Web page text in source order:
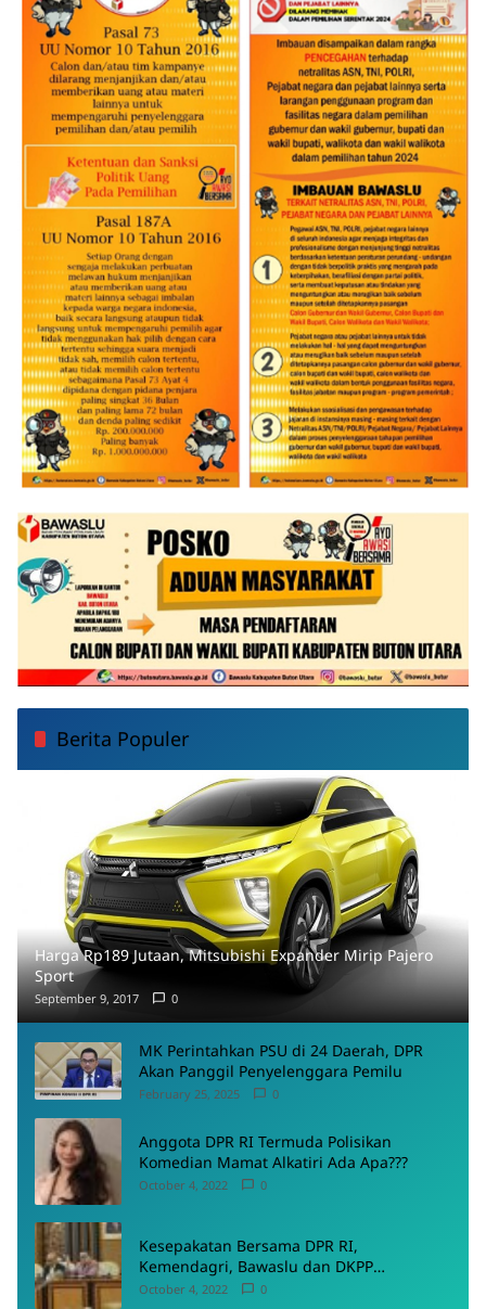
Berita Populer
Harga Rp189 Jutaan, Mitsubishi Expander Mirip Pajero
Sport
September 9, 2017 0
MK Perintahkan PSU di 24 Daerah, DPR
Akan Panggil Penyelenggara Pemilu
February 25, 2025 0
Anggota DPR RI Termuda Polisikan
Komedian Mamat Alkatiri Ada Apa???
October 4, 2022 0
Kesepakatan Bersama DPR RI,
Kemendagri, Bawaslu dan DKPP
Menyepakati Rancangan PKPU
October 4, 2022 0